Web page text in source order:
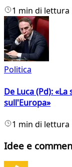
1 min di lettura
Politica
De Luca (Pd):
sull'Europa»
1 min di lettura
Idee e